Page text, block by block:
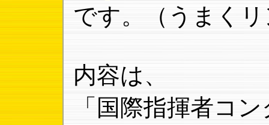
です。（うまく
内容は、
「国際指揮者コ